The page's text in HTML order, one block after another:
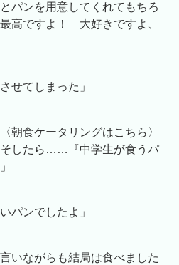
パンを用意してくれてもちろ
高ですよ！ 大好きですよ、
せてしまった」
朝食ケータリングはこちら〉
したら……『中学生が食うパ
パンでしたよ」
いながらも結局は食べました